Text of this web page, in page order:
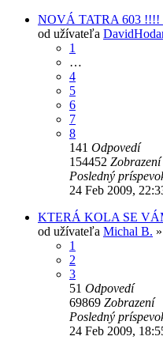
NOVÁ TATRA 603
od užívateľa
1
…
4
5
6
7
8
141 Odpovedí
154452 Zobrazení
Posledný
24 Feb 2009,
KTERÁ KOLA SE
od užívateľa Michal B.
1
2
3
51 Odpovedí
69869 Zobrazení
Posledný
24 Feb 2009,